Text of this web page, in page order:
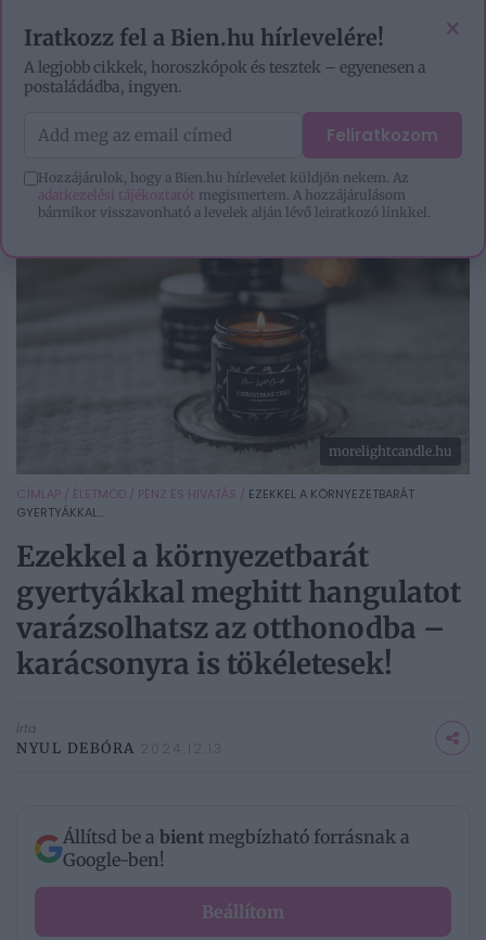
morelightcandle.hu
CÍMLAP / ÉLETMÓD / PÉNZ ÉS HIVATÁS / EZEKKEL A KÖRNYEZETBARÁT
GYERTYÁKKAL...
Ezekkel a környezetbarát
gyertyákkal meghitt hangulatot
varázsolhatsz az otthonodba –
karácsonyra is tökéletesek!
Írta
NYUL DEBÓRA 2024.12.13.
Állítsd be a bient megbízható forrásnak a
Google-ben!
Beállítom
×
Iratkozz fel a Bien.hu hírlevelére!
A legjobb cikkek, horoszkópok és tesztek – egyenesen a
postaládádba, ingyen.
Feliratkozom
Hozzájárulok, hogy a Bien.hu hírlevelet küldjön nekem. Az
adatkezelési tájékoztatót megismertem. A hozzájárulásom
bármikor visszavonható a levelek alján lévő leiratkozó linkkel.